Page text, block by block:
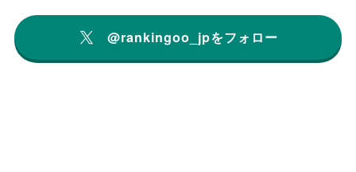
@rankingoo_jpをフォロー